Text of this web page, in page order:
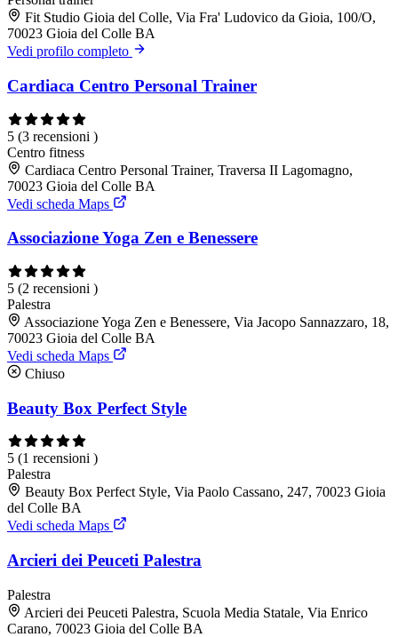
Fit Studio Gioia del Colle, Via Fra' Ludovico da Gioia, 100/O,
70023 Gioia del Colle BA
Vedi profilo completo
Cardiaca Centro Personal Trainer
5 (3 recensioni )
Centro fitness
Cardiaca Centro Personal Trainer, Traversa II Lagomagno,
70023 Gioia del Colle BA
Vedi scheda Maps
Associazione Yoga Zen e Benessere
5 (2 recensioni )
Palestra
Associazione Yoga Zen e Benessere, Via Jacopo Sannazzaro, 18,
70023 Gioia del Colle BA
Vedi scheda Maps
Chiuso
Beauty Box Perfect Style
5 (1 recensioni )
Palestra
Beauty Box Perfect Style, Via Paolo Cassano, 247, 70023 Gioia
del Colle BA
Vedi scheda Maps
Arcieri dei Peuceti Palestra
Palestra
Arcieri dei Peuceti Palestra, Scuola Media Statale, Via Enrico
Carano, 70023 Gioia del Colle BA